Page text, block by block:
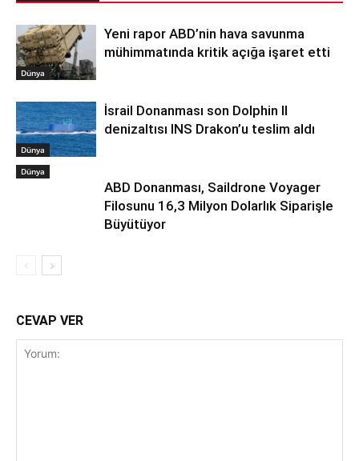
Dünya
Yeni rapor ABD’nin hava savunma
mühimmatında kritik açığa işaret etti
Dünya
İsrail Donanması son Dolphin II
denizaltısı INS Drakon’u teslim aldı
Dünya
ABD Donanması, Saildrone Voyager
Filosunu 16,3 Milyon Dolarlık Siparişle
Büyütüyor
CEVAP VER